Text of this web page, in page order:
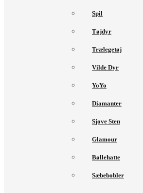
Spil
Tøjdyr
Trælegetøj
Vilde Dyr
YoYo
Diamanter
Sjove Sten
Glamour
Bøllehatte
Sæbebobler